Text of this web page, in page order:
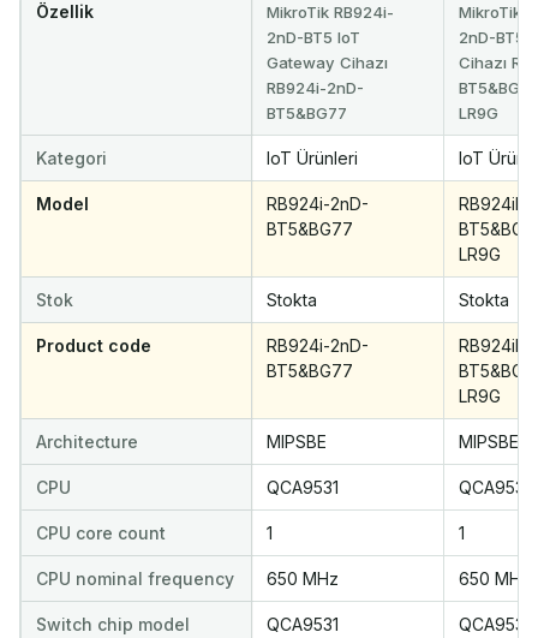
Özellik
MikroTik RB924i-
2nD-BT5 IoT
Gateway Cihazı
RB924i-2nD-
BT5&BG77
MikroTik
2nD-BT5
Cihazı
LR9G
Kategori IoT Ürünleri IoT
Model
RB924i-2nD-
BT5&BG77
RB924iR-
LR9G
Stok Stokta Stokta
Product code
RB924i-2nD-
BT5&BG77
RB924iR-
LR9G
Architecture MIPSBE MIPSBE
CPU QCA9531 QCA9531
CPU core count 1 1
CPU nominal frequency 650 MHz 650 MHz
Switch chip model QCA9531 QCA9531